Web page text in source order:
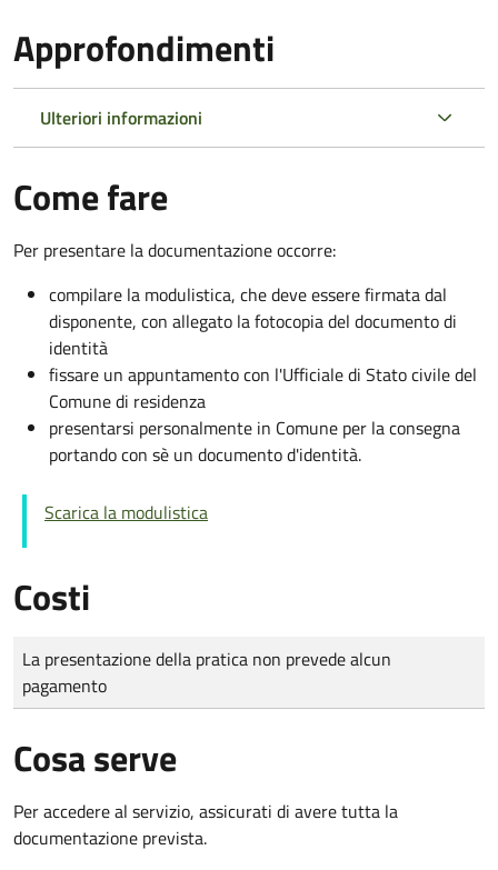
Approfondimenti
Ulteriori informazioni
Come fare
Per presentare la documentazione occorre:
compilare la modulistica, che deve essere firmata dal
disponente, con allegato la fotocopia del documento di
identità
fissare un appuntamento con l'Ufficiale di Stato civile del
Comune di residenza
presentarsi personalmente in Comune per la consegna
portando con sè un documento d'identità.
Scarica la modulistica
Costi
Tipo di pagamento
Importo
La presentazione della pratica non prevede alcun
pagamento
Cosa serve
Per accedere al servizio, assicurati di avere tutta la
documentazione prevista.